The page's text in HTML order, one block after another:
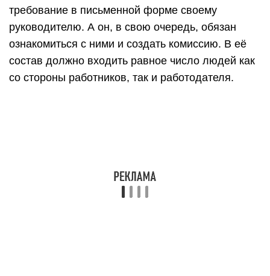
требование в письменной форме своему
руководителю. А он, в свою очередь, обязан
ознакомиться с ними и создать комиссию. В её
состав должно входить равное число людей как
со стороны работников, так и работодателя.